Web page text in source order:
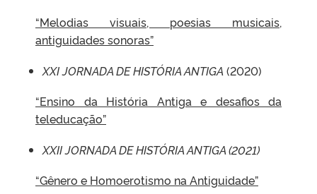
“Melodias visuais, poesias musicais,
antiguidades sonoras”
XXI JORNADA DE HISTÓRIA ANTIGA (2020)
“Ensino da História Antiga e desafios da
teleducação”
XXII JORNADA DE HISTÓRIA ANTIGA (2021)
“Gênero e Homoerotismo na Antiguidade”